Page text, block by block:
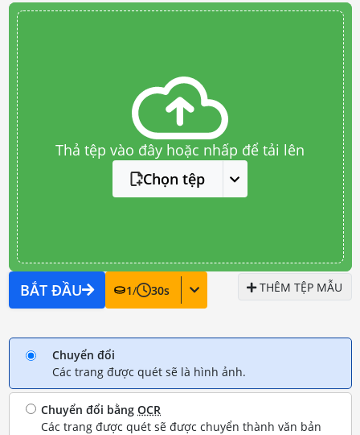
Thả tệp vào đây hoặc nhấp để tải lên
Chọn tệp
BẮT ĐẦU 1/ 30s THÊM TỆP MẪU
Chuyển đổi
Các trang được quét sẽ là hình ảnh.
Chuyển đổi bằngOCR
Các trang được quét sẽ được chuyển thành văn bản